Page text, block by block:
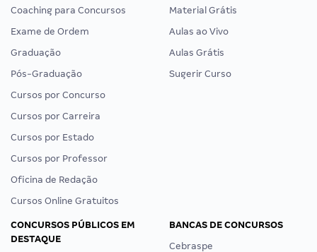
Coaching para Concursos
Exame de Ordem
Graduação
Pós-Graduação
Cursos por Concurso
Cursos por Carreira
Cursos por Estado
Cursos por Professor
Oficina de Redação
Cursos Online Gratuitos
Material Grátis
Aulas ao Vivo
Aulas Grátis
Sugerir Curso
CONCURSOS PÚBLICOS EM
DESTAQUE
BANCAS DE CONCURSOS
Cebraspe